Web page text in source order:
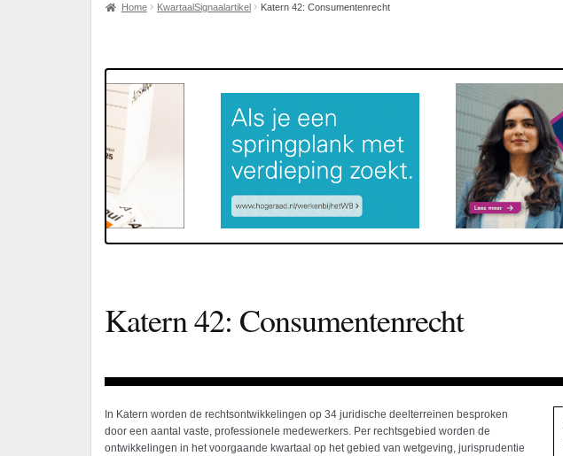
Home KwartaalSignaalartikel Katern 42: Consumentenrecht
Katern 42: Consumentenrecht
In Katern worden de rechtsontwikkelingen op 34 juridische deelterreinen besproken
door een aantal vaste, professionele medewerkers. Per rechtsgebied worden de
ontwikkelingen in het voorgaande kwartaal op het gebied van wetgeving, jurisprudentie